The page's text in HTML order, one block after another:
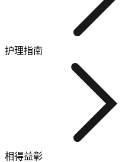
护理指南
相得益彰